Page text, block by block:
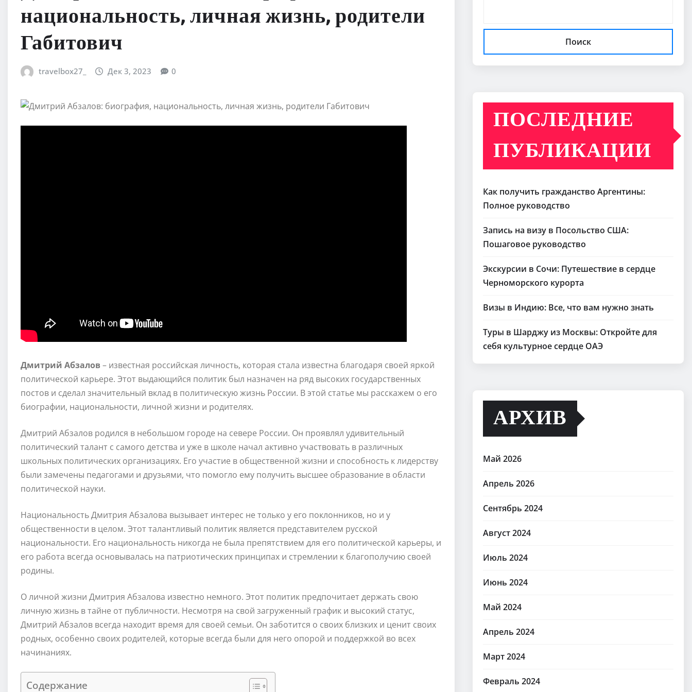
национальность, личная жизнь, родители
Габитович
travelbox27_ Дек 3, 2023 0
Дмитрий Абзалов– известная российская личность, которая стала известна благодаря своей яркой
политической карьере. Этот выдающийся политик был назначен на ряд высоких государственных
постов и сделал значительный вклад в политическую жизнь России. В этой статье мы расскажем о его
биографии, национальности, личной жизни и родителях.
Дмитрий Абзалов родился в небольшом городе на севере России. Он проявлял удивительный
политический талант с самого детства и уже в школе начал активно участвовать в различных
школьных политических организациях. Его участие в общественной жизни и способность к лидерству
были замечены педагогами и друзьями, что помогло ему получить высшее образование в области
политической науки.
Национальность Дмитрия Абзалова вызывает интерес не только у его поклонников, но и у
общественности в целом. Этот талантливый политик является представителем русской
национальности. Его национальность никогда не была препятствием для его политической карьеры, и
его работа всегда основывалась на патриотических принципах и стремлении к благополучию своей
родины.
О личной жизни Дмитрия Абзалова известно немного. Этот политик предпочитает держать свою
личную жизнь в тайне от публичности. Несмотря на свой загруженный график и высокий статус,
Дмитрий Абзалов всегда находит время для своей семьи. Он заботится о своих близких и ценит своих
родных, особенно своих родителей, которые всегда были для него опорой и поддержкой во всех
начинаниях.
Содержание
Поиск
ПОСЛЕДНИЕ
ПУБЛИКАЦИИ
Как получить гражданство Аргентины:
Полное руководство
Запись на визу в Посольство США:
Пошаговое руководство
Экскурсии в Сочи: Путешествие в сердце
Черноморского курорта
Визы в Индию: Все, что вам нужно знать
Туры в Шарджу из Москвы: Откройте для
себя культурное сердце ОАЭ
АРХИВ
Май 2026
Апрель 2026
Сентябрь 2024
Август 2024
Июль 2024
Июнь 2024
Май 2024
Апрель 2024
Март 2024
Февраль 2024